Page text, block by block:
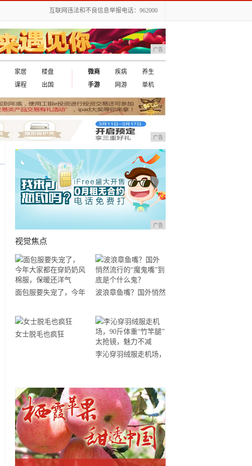
互联网违法和不良信息举报电话：962000
广告
家居
楼盘
课程 出国
微商 疾病
养生
手游
网游 单机
广告
广告
视觉焦点
面包服要失宠了，今年
服，保暖还洋气
波浪章鱼嘴？国外悄然
个什么鬼？
女士脱毛也疯狂
李沁穿羽绒服走机场，